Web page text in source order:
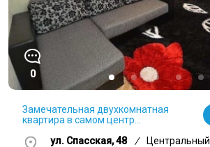
0
Замечательная двухкомнатная
квартира в самом центр...
ул. Спасская, 48 /
Центральный